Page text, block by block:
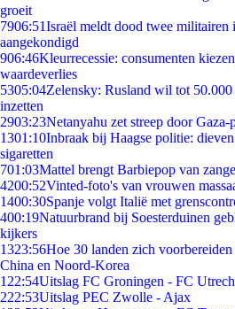
groeit
7906:51Israël meldt dood twee
aangekondigd
906:46Kleurrecessie: consumenten
waardeverlies
5305:04Zelensky: Rusland wil tot
inzetten
2903:23Netanyahu zet streep door
1301:10Inbraak bij Haagse politie:
sigaretten
701:03Mattel brengt Barbiepop van
4200:52Vinted-foto's van vrouwen
1400:30Spanje volgt Italië met
400:19Natuurbrand bij Soesterduinen
kijkers
1323:56Hoe 30 landen zich
China en Noord-Korea
1 22:54Uitslag FC Groningen - FC
222:53Uitslag PEC Zwolle - Ajax